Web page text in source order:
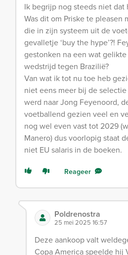
Ik begrijp nog steeds niet
Was dit om Priske te pleasen
die in zijn systeem uit de
gevalletje ‘buy the hype’?!
gestonken na een wat
wedstrijd tegen Brazilië?
Van wat ik tot nu toe heb
niet eens meer bij de
werd naar Jong Feyenoord,
voetballend gezien veel en
nog wel even vast tot 2029
Manero) dus voorlopig staat
niet EU salaris in de boeken.
Reageer
Poldrenostra
25 mei 2025 16:57
Deze aankoop valt
Copa America speelde hij